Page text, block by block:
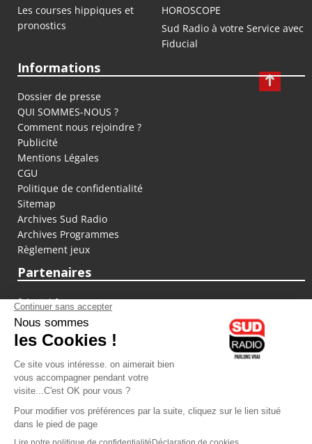
Les courses hippiques et
pronostics
HOROSCOPE
Sud Radio à votre Service avec
Fiducial
Informations
Dossier de presse
QUI SOMMES-NOUS ?
Comment nous rejoindre ?
Publicité
Mentions Légales
CGU
Politique de confidentialité
Sitemap
Archives Sud Radio
Archives Programmes
Règlement jeux
Partenaires
fiducial.fr
lyoncapitale.fr
olympique-et-lyonnais.com
L'application Iphone / Android
Téléchargez l'application
Les cookies